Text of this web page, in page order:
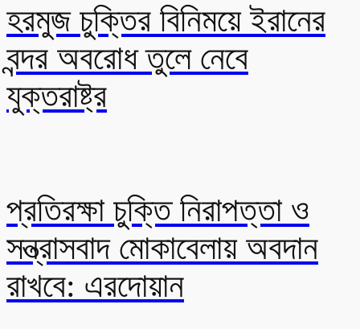
হরমুজ চুক্তির বিনিময়ে ইরানের
বন্দর অবরোধ তুলে নেবে
যুক্তরাষ্ট্র
প্রতিরক্ষা চুক্তি নিরাপত্তা ও
সন্ত্রাসবাদ মোকাবেলায় অবদান
রাখবে: এরদোয়ান